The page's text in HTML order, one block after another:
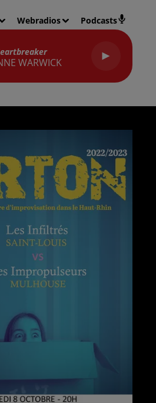
Webradios Podcasts
WARWICK